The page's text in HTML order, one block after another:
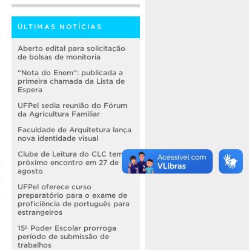
ÚLTIMAS NOTÍCIAS
Aberto edital para solicitação
de bolsas de monitoria
“Nota do Enem”: publicada a
primeira chamada da Lista de
Espera
UFPel sedia reunião do Fórum
da Agricultura Familiar
Faculdade de Arquitetura lança
nova identidade visual
Clube de Leitura do CLC tem
próximo encontro em 27 de
agosto
UFPel oferece curso
preparatório para o exame de
proficiência de português para
estrangeiros
15º Poder Escolar prorroga
período de submissão de
trabalhos